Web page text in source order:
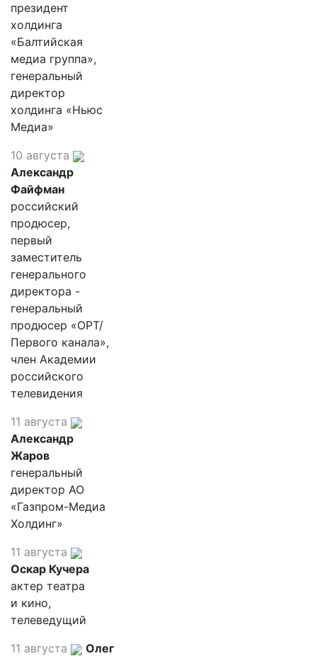
президент
холдинга
«Балтийская
медиа группа»,
генеральный
директор
холдинга «Ньюс
Медиа»
10 августа
Александр
Файфман
российский
продюсер,
первый
заместитель
генерального
директора -
генеральный
продюсер «ОРТ/
Первого канала»,
член Академии
российского
телевидения
11 августа
Александр
Жаров
генеральный
директор АО
«Газпром-Медиа
Холдинг»
11 августа
Оскар Кучера
актер театра
и кино,
телеведущий
11 августа
Олег